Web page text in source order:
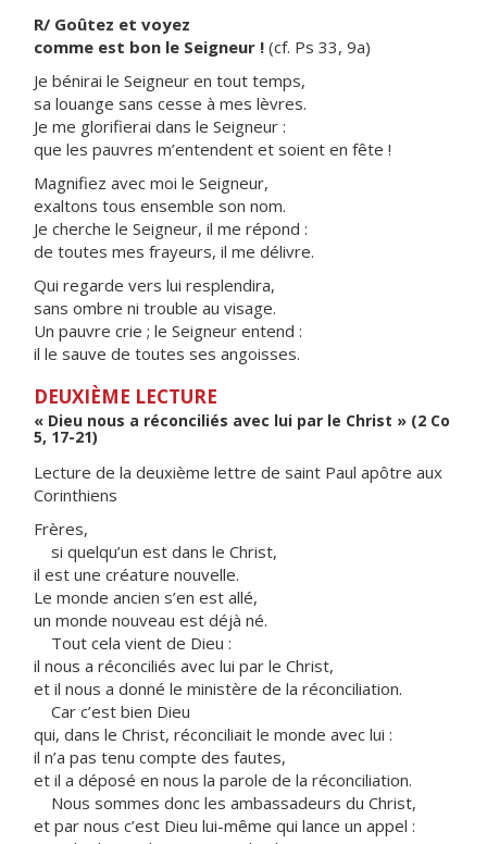
R/ Goûtez et voyez
comme est bon le Seigneur ! (cf. Ps 33, 9a)
Je bénirai le Seigneur en tout temps,
sa louange sans cesse à mes lèvres.
Je me glorifierai dans le Seigneur :
que les pauvres m’entendent et soient en fête !
Magnifiez avec moi le Seigneur,
exaltons tous ensemble son nom.
Je cherche le Seigneur, il me répond :
de toutes mes frayeurs, il me délivre.
Qui regarde vers lui resplendira,
sans ombre ni trouble au visage.
Un pauvre crie ; le Seigneur entend :
il le sauve de toutes ses angoisses.
DEUXIÈME LECTURE
« Dieu nous a réconciliés avec lui par le Christ » (2 Co
5, 17-21)
Lecture de la deuxième lettre de saint Paul apôtre aux
Corinthiens
Frères,
si quelqu’un est dans le Christ,
il est une créature nouvelle.
Le monde ancien s’en est allé,
un monde nouveau est déjà né.
Tout cela vient de Dieu :
il nous a réconciliés avec lui par le Christ,
et il nous a donné le ministère de la réconciliation.
Car c’est bien Dieu
qui, dans le Christ, réconciliait le monde avec lui :
il n’a pas tenu compte des fautes,
et il a déposé en nous la parole de la réconciliation.
Nous sommes donc les ambassadeurs du Christ,
et par nous c’est Dieu lui-même qui lance un appel :